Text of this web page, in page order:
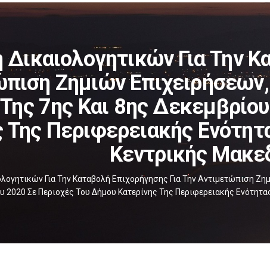
Για Την
Ζημιών
7ης Και 8ης
Της Περιφερειακής
Κεντρικής
Για Την Καταβολή Επιχορήγησης Για Την Αντιμετώπιση
2020 Σε Περιοχές Του Δήμου Κατερίνης Της Περιφερειακής